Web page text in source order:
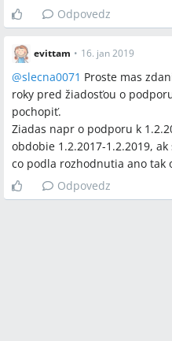
Odpovedz
evittam • 16. jan 2019
@slecna0071 Proste mas
roky pred žiadosťou o
pochopiť.
Ziadas napr o podporu k
obdobie 1.2.2017-1.2.2019,
co podla rozhodnutia ano tak
Odpovedz